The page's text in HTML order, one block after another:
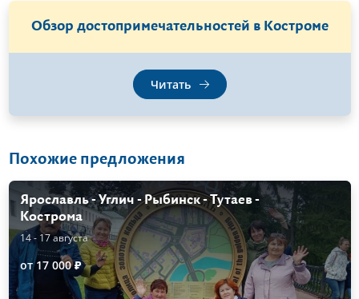
Обзор достопримечательностей в Костроме
Читать
Похожие предложения
Ярославль - Углич - Рыбинск - Тутаев -
Кострома
14 - 17 августа
от 17 000 ₽